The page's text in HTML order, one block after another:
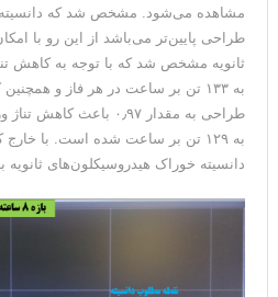
مشاهده می‌شود. مشخص شد که دانسیته
طراحی پایین‌تر می‌باشد از این رو با
به ۱۲۹ تن بر ساعت شده است. با
دانسیته خوراک هیدروسیکلون‌های ثانویه